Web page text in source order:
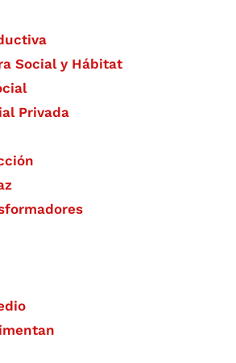
Social y Hábitat
Privada